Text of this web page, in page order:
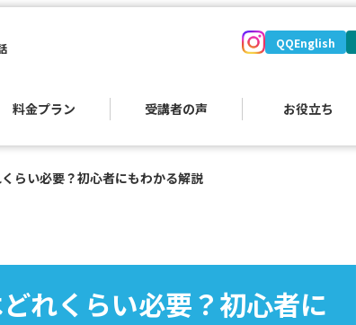
料金プラン 受講者の声 お役立ち
QQEnglish
らい必要？初心者にもわかる解説
れくらい必要？初心者に